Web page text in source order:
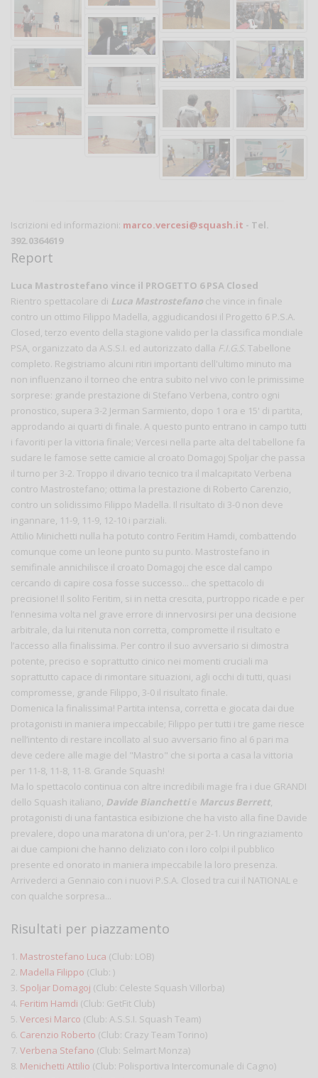
Iscrizioni ed informazioni: marco.vercesi@squash.it - Tel.
392.0364619
Report
Luca Mastrostefano vince il PROGETTO 6 PSA Closed
Rientro spettacolare di Luca Mastrostefano che vince in finale
contro un ottimo Filippo Madella, aggiudicandosi il Progetto 6 P.S.A.
Closed, terzo evento della stagione valido per la classifica mondiale
PSA, organizzato da A.S.S.I. ed autorizzato dalla F.I.G.S. Tabellone
completo. Registriamo alcuni ritiri importanti dell'ultimo minuto ma
non influenzano il torneo che entra subito nel vivo con le primissime
sorprese: grande prestazione di Stefano Verbena, contro ogni
pronostico, supera 3-2 Jerman Sarmiento, dopo 1 ora e 15' di partita,
approdando ai quarti di finale. A questo punto entrano in campo tutti
i favoriti per la vittoria finale; Vercesi nella parte alta del tabellone fa
sudare le famose sette camicie al croato Domagoj Spoljar che passa
il turno per 3-2. Troppo il divario tecnico tra il malcapitato Verbena
contro Mastrostefano; ottima la prestazione di Roberto Carenzio,
contro un solidissimo Filippo Madella. Il risultato di 3-0 non deve
ingannare, 11-9, 11-9, 12-10 i parziali.
Attilio Minichetti nulla ha potuto contro Feritim Hamdi, combattendo
comunque come un leone punto su punto. Mastrostefano in
semifinale annichilisce il croato Domagoj che esce dal campo
cercando di capire cosa fosse successo... che spettacolo di
precisione! Il solito Feritim, si in netta crescita, purtroppo ricade e per
l’ennesima volta nel grave errore di innervosirsi per una decisione
arbitrale, da lui ritenuta non corretta, compromette il risultato e
l’accesso alla finalissima. Per contro il suo avversario si dimostra
potente, preciso e soprattutto cinico nei momenti cruciali ma
soprattutto capace di rimontare situazioni, agli occhi di tutti, quasi
compromesse, grande Filippo, 3-0 il risultato finale.
Domenica la finalissima! Partita intensa, corretta e giocata dai due
protagonisti in maniera impeccabile; Filippo per tutti i tre game riesce
nell’intento di restare incollato al suo avversario fino al 6 pari ma
deve cedere alle magie del "Mastro" che si porta a casa la vittoria
per 11-8, 11-8, 11-8. Grande Squash!
Ma lo spettacolo continua con altre incredibili magie fra i due GRANDI
dello Squash italiano, Davide Bianchettie Marcus Berrett,
protagonisti di una fantastica esibizione che ha visto alla fine Davide
prevalere, dopo una maratona di un'ora, per 2-1. Un ringraziamento
ai due campioni che hanno deliziato con i loro colpi il pubblico
presente ed onorato in maniera impeccabile la loro presenza.
Arrivederci a Gennaio con i nuovi P.S.A. Closed tra cui il NATIONAL e
con qualche sorpresa...
Risultati per piazzamento
1. Mastrostefano Luca (Club: LOB)
2. Madella Filippo (Club: )
3. Spoljar Domagoj (Club: Celeste Squash Villorba)
4. Feritim Hamdi (Club: GetFit Club)
5. Vercesi Marco (Club: A.S.S.I. Squash Team)
6. Carenzio Roberto (Club: Crazy Team Torino)
7. Verbena Stefano (Club: Selmart Monza)
8. Menichetti Attilio (Club: Polisportiva Intercomunale di Cagno)